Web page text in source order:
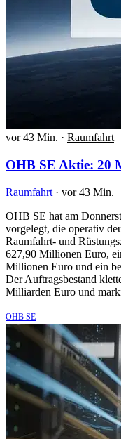
vor 43 Min. · Raumfahrt
OHB SE Aktie: 20
Raumfahrt · vor 43 Min.
OHB SE hat am
vorgelegt, die operativ
Raumfahrt- und
627,90 Millionen Euro,
Millionen Euro und ein
Der Auftragsbestand
Milliarden Euro und
OHB SE